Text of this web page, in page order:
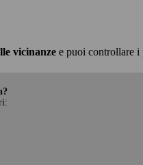
vicinanze e puoi controllare i